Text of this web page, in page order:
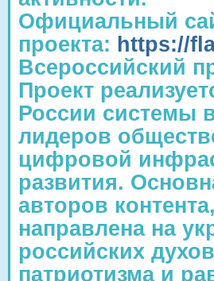
Официальный
проекта: https://
Всероссийский
Проект
России системы
лидеров
цифровой
развития.
авторов
направлена на
российских
патриотизма и